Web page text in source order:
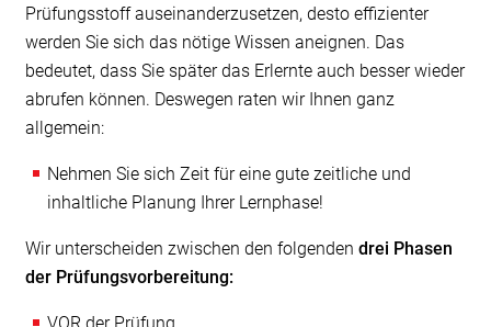
Prüfungsstoff auseinanderzusetzen, desto effizienter
werden Sie sich das nötige Wissen aneignen. Das
bedeutet, dass Sie später das Erlernte auch besser wieder
abrufen können. Deswegen raten wir Ihnen ganz
allgemein:
Nehmen Sie sich Zeit für eine gute zeitliche und
inhaltliche Planung Ihrer Lernphase!
Wir unterscheiden zwischen den folgenden drei Phasen
der Prüfungsvorbereitung: